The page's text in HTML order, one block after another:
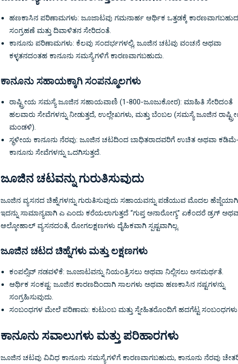
ಹಣಕಾಸಿನ ಪರಿಣಾಮಗಳು: ಜೂಜಾಟವು ಗಮನಾರ್ಹ ಆರ್ಥಿಕ ಒತ್ತಡಕ್ಕೆ
ಸಂಗ್ರಹಣೆ ಮತ್ತು ದಿವಾಳಿತನ ಸೇರಿದಂತೆ.
ಕಾನೂನು ಪರಿಣಾಮಗಳು: ಕೆಲವು ಸಂದರ್ಭಗಳಲ್ಲಿ, ಜೂಜಿನ ಚಟವು ವಂಚನೆ ಅಥವಾ
ಕಳ್ಳತನದಂತಹ ಕಾನೂನು ಸಮಸ್ಯೆಗಳಿಗೆ ಕಾರಣವಾಗಬಹುದು.
ಕಾನೂನು ಸಹಾಯಕ್ಕಾಗಿ ಸಂಪನ್ಮೂಲಗಳು
ರಾಷ್ಟ್ರೀಯ ಸಮಸ್ಯೆ ಜೂಜಿನ ಸಹಾಯವಾಣಿ (1-800-ಜೂಜುಕೋರ): ಮಾಹಿತಿ ಸೇರಿದಂತೆ
ಹಲವಾರು ಸೇವೆಗಳನ್ನು ನೀಡುತ್ತದೆ, ಉಲ್ಲೇಖಗಳು, ಮತ್ತು ಬೆಂಬಲ (ಸಮಸ್ಯೆ ಜೂಜಿನ
ಮಂಡಳಿ).
ಸ್ಥಳೀಯ ಕಾನೂನು ನೆರವು: ಜೂಜಿನ ಚಟದಿಂದ ಬಾಧಿತರಾದವರಿಗೆ ಉಚಿತ ಅಥವಾ
ಕಾನೂನು ಸೇವೆಗಳನ್ನು ಒದಗಿಸುತ್ತದೆ.
ಜೂಜಿನ ಚಟವನ್ನು ಗುರುತಿಸುವುದು
ಜೂಜಿನ ವ್ಯಸನದ ಚಿಹ್ನೆಗಳನ್ನು ಗುರುತಿಸುವುದು ಸಹಾಯವನ್ನು ಪಡೆಯುವ ಮೊದಲ
ಇದನ್ನು ಸಾಮಾನ್ಯವಾಗಿ ಎ ಎಂದು ಕರೆಯಲಾಗುತ್ತದೆ “ಗುಪ್ತ ಅನಾರೋಗ್ಯ” ಏಕೆಂದರೆ ಡ್ರಗ್
ಆಲ್ಕೋಹಾಲ್ ವ್ಯಸನದಂತೆ, ರೋಗಲಕ್ಷಣಗಳು ದೈಹಿಕವಾಗಿ ಸ್ಪಷ್ಟವಾಗಿಲ್ಲ.
ಜೂಜಿನ ಚಟದ ಚಿಹ್ನೆಗಳು ಮತ್ತು ಲಕ್ಷಣಗಳು
ಕಂಪಲ್ಸಿವ್ ನಡವಳಿಕೆ: ಜೂಜಾಟವನ್ನು ನಿಯಂತ್ರಿಸಲು ಅಥವಾ ನಿಲ್ಲಿಸಲು ಅಸಮರ್ಥತೆ.
ಆರ್ಥಿಕ ಸಂಕಷ್ಟ: ಜೂಜಿನ ಕಾರಣದಿಂದಾಗಿ ಸಾಲಗಳು ಅಥವಾ ಹಣಕಾಸಿನ ನಷ್ಟಗಳನ್ನು
ಸಂಗ್ರಹಿಸುವುದು.
ಸಂಬಂಧಗಳ ಮೇಲೆ ಪರಿಣಾಮ: ಕುಟುಂಬ ಮತ್ತು ಸ್ನೇಹಿತರೊಂದಿಗೆ ಹದಗೆಟ್ಟ
ಕಾನೂನು ಸವಾಲುಗಳು ಮತ್ತು ಪರಿಹಾರಗಳು
ಜೂಜಿನ ಚಟವು ವಿವಿಧ ಕಾನೂನು ಸಮಸ್ಯೆಗಳಿಗೆ ಕಾರಣವಾಗಬಹುದು, ಕಾನೂನು ನೆರವು